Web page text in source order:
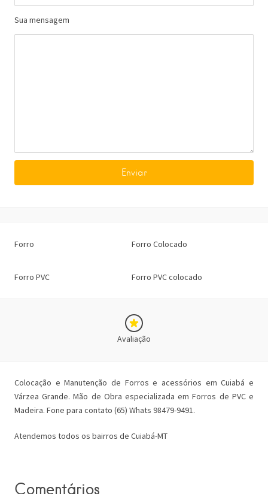
Sua mensagem
Forro Forro Colocado
Forro PVC Forro PVC colocado
Avaliação
Colocação e Manutenção de Forros e acessórios em Cuiabá e
Várzea Grande. Mão de Obra especializada em Forros de PVC e
Madeira. Fone para contato (65) Whats 98479-9491.
Atendemos todos os bairros de Cuiabá-MT
Comentários